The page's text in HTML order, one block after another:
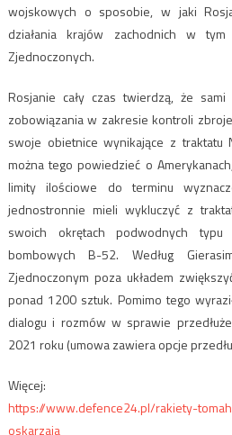
wojskowych o sposobie, w jaki
działania krajów zachodnich w
Zjednoczonych.
Rosjanie cały czas twierdzą, że sami
zobowiązania w zakresie kontroli
swoje obietnice wynikające z traktatu
można tego powiedzieć o
limity ilościowe do terminu
jednostronnie mieli wykluczyć z
swoich okrętach podwodnych
bombowych B-52. Według
Zjednoczonym poza układem
ponad 1200 sztuk. Pomimo tego
dialogu i rozmów w sprawie
2021 roku (umowa zawiera opcje
Więcej:
https://www.defence24.pl/rakiety-
oskarzaja